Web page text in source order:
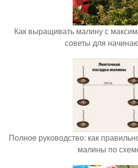
Как выращивать малину с
советы для
Полное руководство: как
малины по